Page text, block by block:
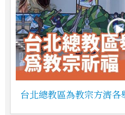
台北總教區為教宗方濟各